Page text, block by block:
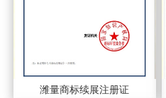
潍量商标续展注册证